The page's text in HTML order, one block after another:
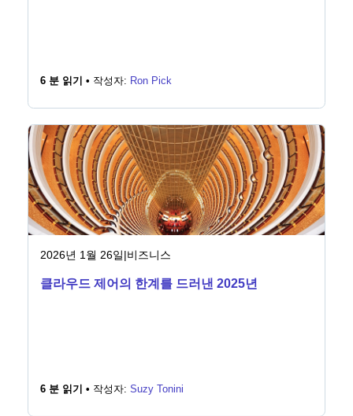
6 분 읽기 • 작성자: Ron Pick
2026년 1월 26일|비즈니스
클라우드 제어의 한계를 드러낸 2025년
6 분 읽기 • 작성자: Suzy Tonini